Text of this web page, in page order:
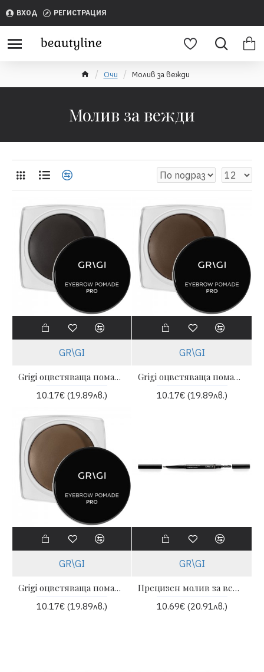
ВХОД РЕГИСТРАЦИЯ
Очи Молив за вежди
Молив за вежди
GR\GI
Grigi оцветяваща помада за вежди - 10 almost black | GRIGI
10.17€ (19.89лв.)
GR\GI
Grigi оцветяваща помада за вежди - 11 espresso | GRIGI
10.17€ (19.89лв.)
GR\GI
Grigi оцветяваща помада за вежди - 12 brunette | GRIGI
10.17€ (19.89лв.)
GR\GI
Прецизен молив за вежди с апликатор - 10 | GRIGI
10.69€ (20.91лв.)